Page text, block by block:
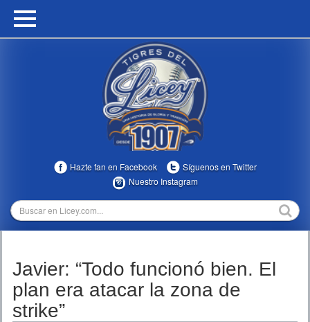
HOME
MULTIMEDIA
TEMPORADAS
Hazte fan en Facebook
Síguenos en Twitter
Nuestro Instagram
Javier: “Todo funcionó bien. El
plan era atacar la zona de
strike”